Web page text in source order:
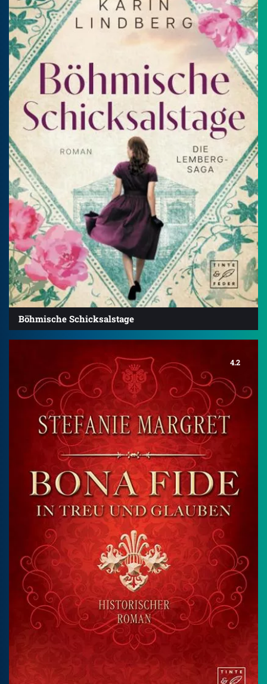
Böhmische Schicksalstage
4.2